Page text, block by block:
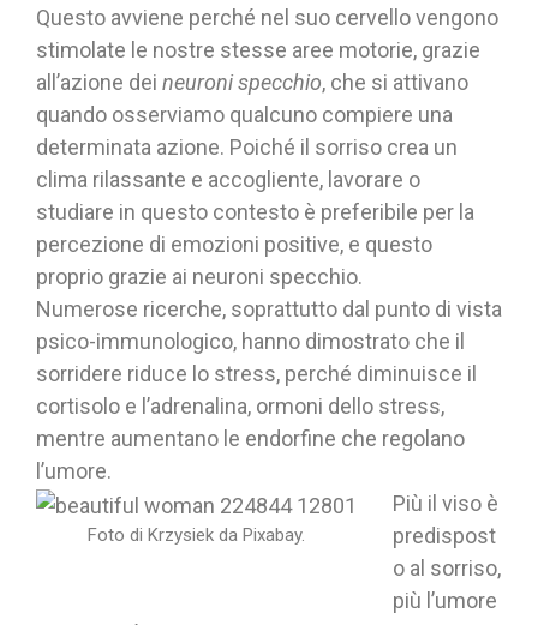
Questo avviene perché nel suo cervello vengono
stimolate le nostre stesse aree motorie, grazie
all’azione dei neuroni specchio, che si attivano
quando osserviamo qualcuno compiere una
determinata azione. Poiché il sorriso crea un
clima rilassante e accogliente, lavorare o
studiare in questo contesto è preferibile per la
percezione di emozioni positive, e questo
proprio grazie ai neuroni specchio.
Numerose ricerche, soprattutto dal punto di vista
psico-immunologico, hanno dimostrato che il
sorridere riduce lo stress, perché diminuisce il
cortisolo e l’adrenalina, ormoni dello stress,
mentre aumentano le endorfine che regolano
l’umore.
Foto di Krzysiek da Pixabay.
Più il viso è
predispost
o al sorriso,
più l’umore